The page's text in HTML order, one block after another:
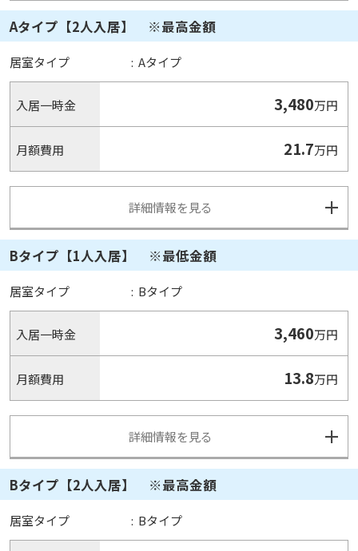
Aタイプ【2人入居】 ※最高金額
居室タイプ : Aタイプ
入居一時金 3,480万円
月額費用 21.7万円
詳細情報を見る
Bタイプ【1人入居】 ※最低金額
居室タイプ : Bタイプ
入居一時金 3,460万円
月額費用 13.8万円
詳細情報を見る
Bタイプ【2人入居】 ※最高金額
居室タイプ : Bタイプ